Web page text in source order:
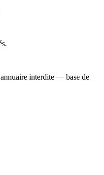
interdite — base de